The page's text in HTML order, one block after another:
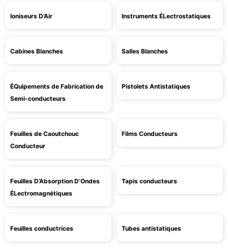
Ioniseurs D’Air Instruments ÉLectrostatiques
Cabines Blanches Salles Blanches
ÉQuipements de Fabrication de
Semi-conducteurs
Pistolets Antistatiques
Feuilles de Caoutchouc
Conducteur
Films Conducteurs
Feuilles D’Absorption D’Ondes
ÉLectromagnétiques
Tapis conducteurs
Feuilles conductrices Tubes antistatiques